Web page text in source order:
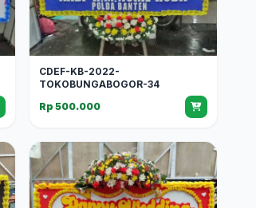
CDEF-KB-2022-
TOKOBUNGABOGOR-34
Rp 500.000